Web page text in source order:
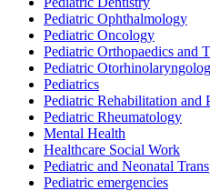
Pediatric Ophthalmology
Pediatric Oncology
Pediatric Orthopaedics and
Pediatric
Pediatrics
Pediatric Rehabilitation and
Pediatric Rheumatology
Mental Health
Healthcare Social Work
Pediatric and Neonatal
Pediatric emergencies